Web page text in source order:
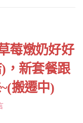
莓燉奶好好
，新套餐跟
搬遷中)